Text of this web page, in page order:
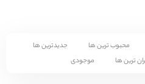
محبوب ترین ها
جدیدترین ها
ترین ها موجودی